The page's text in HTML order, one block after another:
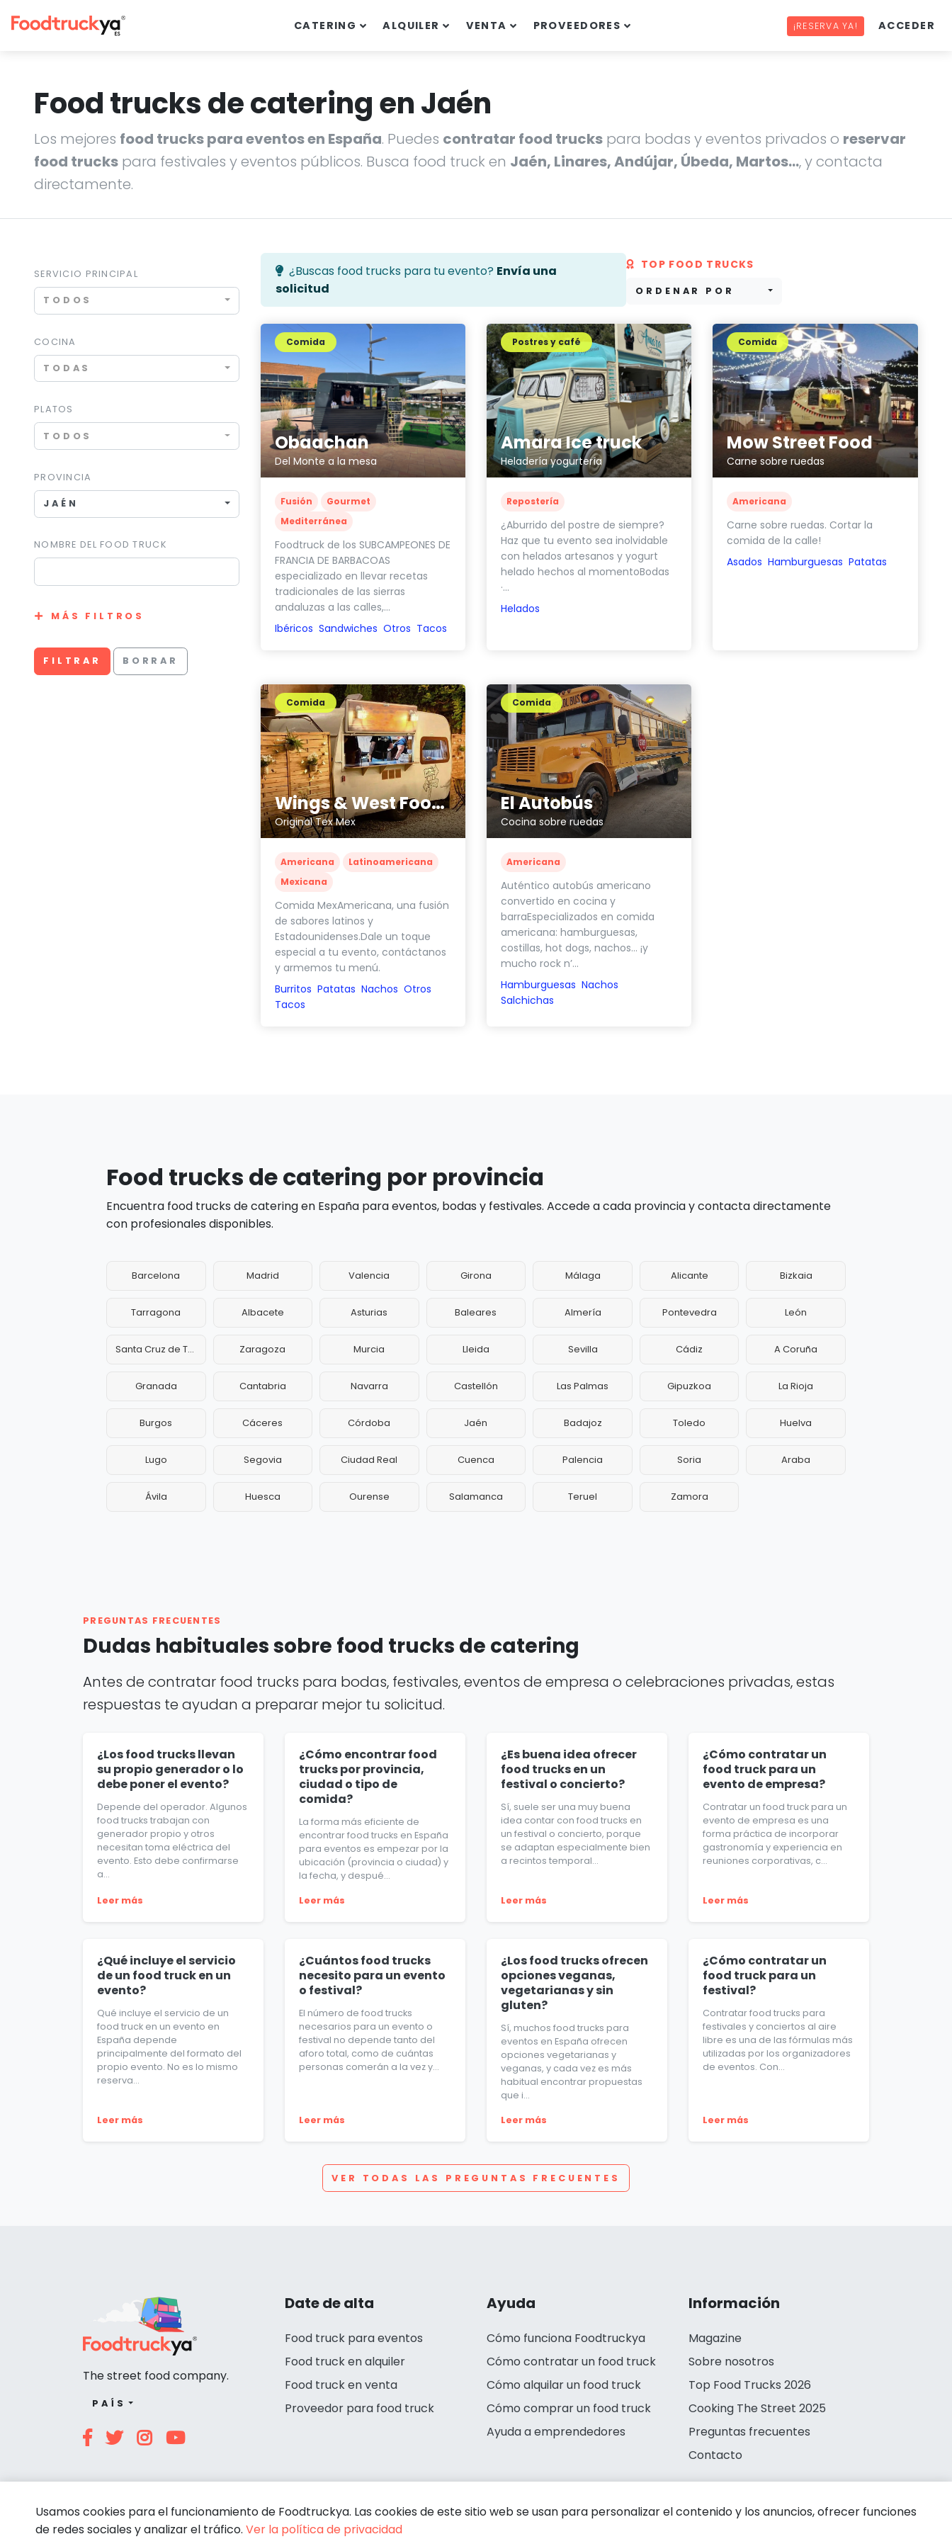
CATERING ALQUILER VENTA PROVEEDORES ¡RESERVA YA! ACCEDER
Food trucks de catering en Jaén
Los mejores food trucks para eventos en España. Puedes contratar food trucks para bodas y eventos privados o reservar
food trucks para festivales y eventos públicos. Busca food truck en Jaén, Linares, Andújar, Úbeda, Martos…, y contacta
directamente.
SERVICIO PRINCIPAL
TODOS
COCINA
TODAS
PLATOS
TODOS
PROVINCIA
JAÉN
NOMBRE DEL FOOD TRUCK
MÁS FILTROS
FILTRAR BORRAR
¿Buscas food trucks para tu evento? Envía una
solicitud
TOP FOOD TRUCKS
ORDENAR POR
Obaachan
Del Monte a la mesa
Comida
Fusión
Gourmet
Mediterránea
Foodtruck de los SUBCAMPEONES DE
FRANCIA DE BARBACOAS
especializado en llevar recetas
tradicionales de las sierras
andaluzas a las calles,...
Ibéricos Sandwiches Otros Tacos
Amara Ice truck
Heladería yogurtería
Postres y café
Repostería
¿Aburrido del postre de siempre?
Haz que tu evento sea inolvidable
con helados artesanos y yogurt
helado hechos al momentoBodas
·...
Helados
Mow Street Food
Carne sobre ruedas
Comida
Americana
Carne sobre ruedas. Cortar la
comida de la calle!
Asados Hamburguesas Patatas
Wings & West Food Truck
Original Tex Mex
Comida
Americana
Latinoamericana
Mexicana
Comida MexAmericana, una fusión
de sabores latinos y
Estadounidenses.Dale un toque
especial a tu evento, contáctanos
y armemos tu menú.
Burritos Patatas Nachos Otros
Tacos
El Autobús
Cocina sobre ruedas
Comida
Americana
Auténtico autobús americano
convertido en cocina y
barraEspecializados en comida
americana: hamburguesas,
costillas, hot dogs, nachos… ¡y
mucho rock n’...
Hamburguesas Nachos
Salchichas
Food trucks de catering por provincia
Encuentra food trucks de catering en España para eventos, bodas y festivales. Accede a cada provincia y contacta directamente
con profesionales disponibles.
Barcelona Madrid Valencia Girona Málaga Alicante Bizkaia
Tarragona Albacete Asturias Baleares Almería Pontevedra León
Santa Cruz de Tenerife Zaragoza Murcia Lleida Sevilla Cádiz A Coruña
Granada Cantabria Navarra Castellón Las Palmas Gipuzkoa La Rioja
Burgos Cáceres Córdoba Jaén Badajoz Toledo Huelva
Lugo Segovia Ciudad Real Cuenca Palencia Soria Araba
Ávila Huesca Ourense Salamanca Teruel Zamora
PREGUNTAS FRECUENTES
Dudas habituales sobre food trucks de catering
Antes de contratar food trucks para bodas, festivales, eventos de empresa o celebraciones privadas, estas
respuestas te ayudan a preparar mejor tu solicitud.
¿Los food trucks llevan
su propio generador o lo
debe poner el evento?
Depende del operador. Algunos
food trucks trabajan con
generador propio y otros
necesitan toma eléctrica del
evento. Esto debe confirmarse
a...
Leer más
¿Cómo encontrar food
trucks por provincia,
ciudad o tipo de
comida?
La forma más eficiente de
encontrar food trucks en España
para eventos es empezar por la
ubicación (provincia o ciudad) y
la fecha, y despué...
Leer más
¿Es buena idea ofrecer
food trucks en un
festival o concierto?
Sí, suele ser una muy buena
idea contar con food trucks en
un festival o concierto, porque
se adaptan especialmente bien
a recintos temporal...
Leer más
¿Cómo contratar un
food truck para un
evento de empresa?
Contratar un food truck para un
evento de empresa es una
forma práctica de incorporar
gastronomía y experiencia en
reuniones corporativas, c...
Leer más
¿Qué incluye el servicio
de un food truck en un
evento?
Qué incluye el servicio de un
food truck en un evento en
España depende
principalmente del formato del
propio evento. No es lo mismo
reserva...
Leer más
¿Cuántos food trucks
necesito para un evento
o festival?
El número de food trucks
necesarios para un evento o
festival no depende tanto del
aforo total, como de cuántas
personas comerán a la vez y...
Leer más
¿Los food trucks ofrecen
opciones veganas,
vegetarianas y sin
gluten?
Sí, muchos food trucks para
eventos en España ofrecen
opciones vegetarianas y
veganas, y cada vez es más
habitual encontrar propuestas
que i...
Leer más
¿Cómo contratar un
food truck para un
festival?
Contratar food trucks para
festivales y conciertos al aire
libre es una de las fórmulas más
utilizadas por los organizadores
de eventos. Con...
Leer más
VER TODAS LAS PREGUNTAS FRECUENTES
Date de alta
Food truck para eventos
Food truck en alquiler
Food truck en venta
Proveedor para food truck
Ayuda
Cómo funciona Foodtruckya
Cómo contratar un food truck
Cómo alquilar un food truck
Cómo comprar un food truck
Ayuda a emprendedores
Información
Magazine
Sobre nosotros
Top Food Trucks 2026
Cooking The Street 2025
Preguntas frecuentes
Contacto
The street food company.
PAÍS
Usamos cookies para el funcionamiento de Foodtruckya. Las cookies de este sitio web se usan para personalizar el contenido y los anuncios, ofrecer funciones
de redes sociales y analizar el tráfico. Ver la política de privacidad